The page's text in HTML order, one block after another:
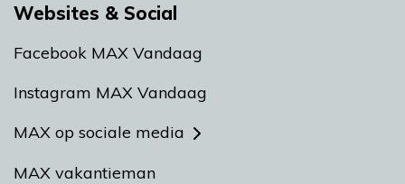
Websites & Social
Facebook MAX Vandaag
Instagram MAX Vandaag
MAX op sociale media
MAX vakantieman